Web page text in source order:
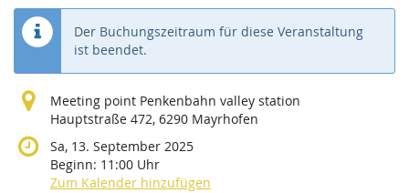
Der Buchungszeitraum für diese Veranstaltung
ist beendet.
Meeting point Penkenbahn valley station
Hauptstraße 472, 6290 Mayrhofen
Sa, 13. September 2025
Beginn: 11:00 Uhr
Zum Kalender hinzufügen